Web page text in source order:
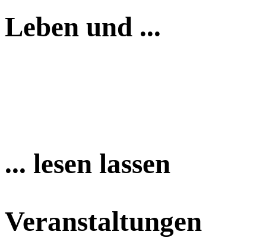
Leben und ...
... lesen lassen
Veranstaltungen